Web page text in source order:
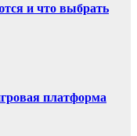
и что выбрать
платформа